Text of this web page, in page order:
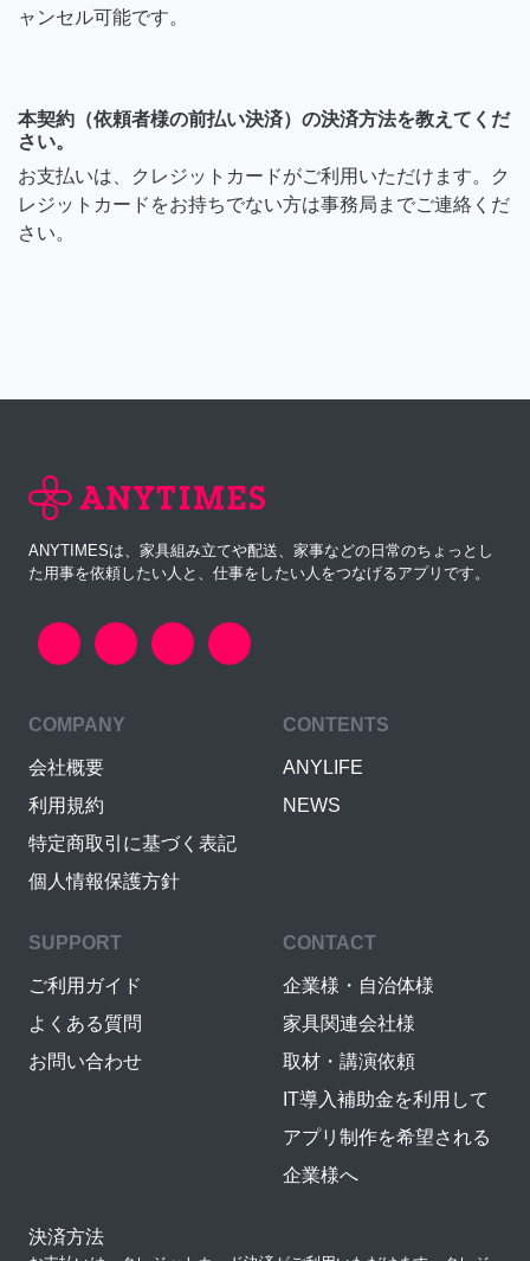
ャンセル可能です。
本契約（依頼者様の前払い決済）の決済方法を教えてくだ
さい。
お支払いは、クレジットカードがご利用いただけます。ク
レジットカードをお持ちでない方は事務局までご連絡くだ
さい。
ANYTIMESは、家具組み立てや配送、家事などの日常のちょっとし
た用事を依頼したい人と、仕事をしたい人をつなげるアプリです。
COMPANY
会社概要
利用規約
特定商取引に基づく表記
個人情報保護方針
CONTENTS
ANYLIFE
NEWS
SUPPORT
ご利用ガイド
よくある質問
お問い合わせ
CONTACT
企業様・自治体様
家具関連会社様
取材・講演依頼
IT導入補助金を利用して
アプリ制作を希望される
企業様へ
決済方法